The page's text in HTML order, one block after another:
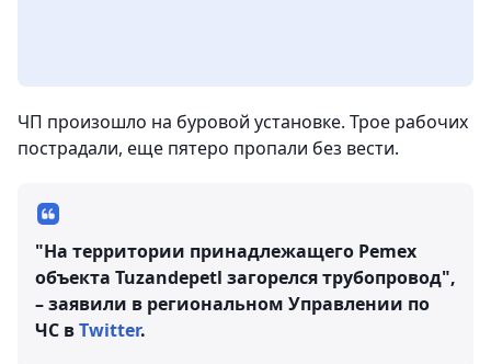
ЧП произошло на буровой установке. Трое рабочих
пострадали, еще пятеро пропали без вести.
"На территории принадлежащего Pemex
объекта Tuzandepetl загорелся трубопровод",
– заявили в региональном Управлении по
ЧС вTwitter.